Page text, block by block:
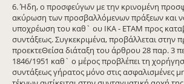
6. Ήδη, ο προσφεύγων με την κρινομένη
ακύρωση των προσβαλλόμενων πράξεων και
υποχρέωση του καθ` ου ΙΚΑ - ΕΤΑΜ προς
συντάξεως. Συγκεκριμένα, προβάλλεται στην
προεκτεΘείσα διάταξη του άρθρου 28 παρ. 3
1846/1951 καθ` ο μέρος προβλέπει τη
συντάξεως γήρατος μόνο στις ασφαλισμένες